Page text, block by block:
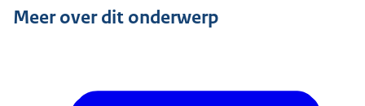
Meer over dit onderwerp